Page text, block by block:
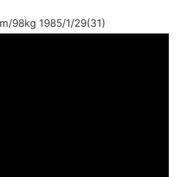
98kg 1985/1/29(31)